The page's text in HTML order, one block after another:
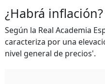
¿Habrá inflación?
Según la Real Academia
caracteriza por una
nivel general de precios'.